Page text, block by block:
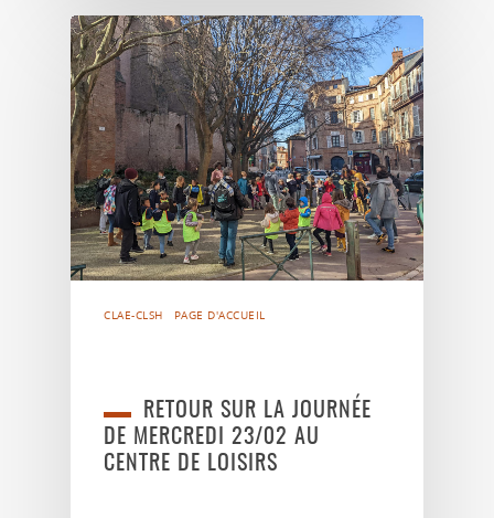
CLAE-CLSH PAGE D'ACCUEIL
RETOUR SUR LA JOURNÉE
DE MERCREDI 23/02 AU
CENTRE DE LOISIRS